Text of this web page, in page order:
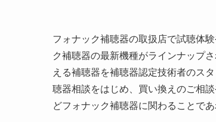
フォナック補聴器の取扱店で試聴体
ク補聴器の最新機種がラインナップ
える補聴器を補聴器認定技術者のス
聴器相談をはじめ、買い換えのご相
どフォナック補聴器に関わることで